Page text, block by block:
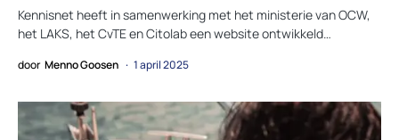
Kennisnet heeft in samenwerking met het ministerie van OCW,
het LAKS, het CvTE en Citolab een website ontwikkeld…
door Menno Goosen 1 april 2025